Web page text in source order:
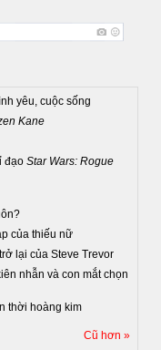
yêu, cuộc sống
Kane
đạo Star Wars: Rogue
của thiếu nữ
lại của Steve Trevor
nhẫn và con mắt chọn
thời hoàng kim
Cũ hơn »